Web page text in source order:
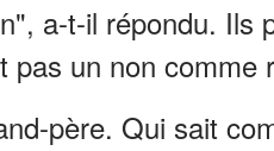
a-t-il répondu. Ils
un non comme
père. Qui sait